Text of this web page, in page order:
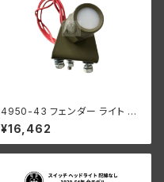
4950-43 フェンダー ライト ハ
ーレーダビッドソン 1943年の
¥16,462